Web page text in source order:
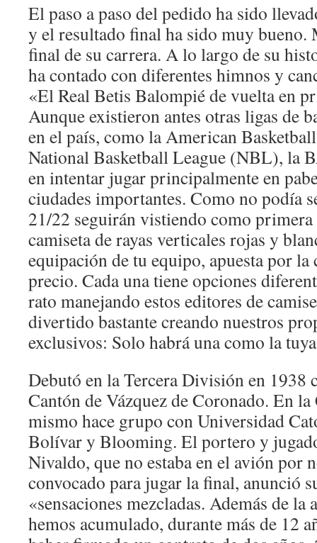
El paso a paso del pedido ha sido
y el resultado final ha sido muy bueno.
final de su carrera. A lo largo de su
ha contado con diferentes himnos y
«El Real Betis Balompié de vuelta en
Aunque existieron antes otras ligas de
en el país, como la American
National Basketball League (NBL), la
en intentar jugar principalmente en
ciudades importantes. Como no podía
21/22 seguirán vistiendo como
camiseta de rayas verticales rojas y
equipación de tu equipo, apuesta por
precio. Cada una tiene opciones
rato manejando estos editores de
divertido bastante creando nuestros
exclusivos: Solo habrá una como la
Debutó en la Tercera División en 1938
Cantón de Vázquez de Coronado. En
mismo hace grupo con Universidad
Bolívar y Blooming. El portero y
Nivaldo, que no estaba en el avión por
convocado para jugar la final, anunció
«sensaciones mezcladas. Además de
hemos acumulado, durante más de 12